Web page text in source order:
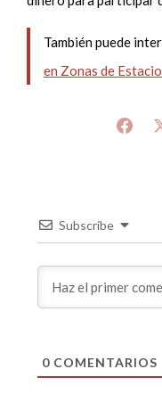
También puede
en Zonas de
Subscribe
0COMENTARIOS